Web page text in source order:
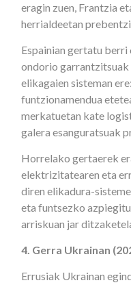
eragin zuen, Frantzia
herrialdeetan
Espainian gertatu
ondorio
elikagaien sisteman
funtzionamendua
merkatuetan kate
galera esanguratsuak
Horrelako gertaerek
elektrizitatearen eta
diren elikadura-
eta funtsezko
arriskuan jar
4. Gerra Ukrainan
Errusiak Ukrainan